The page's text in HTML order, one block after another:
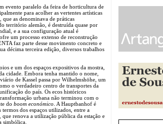
evento paralelo da feira de horticultura de
para acolher as vertentes artísticas
as denominava de práticas
território alemão, é destruída quase por
e a sua configuração atual é
um processo extenso de reconstrução
faz parte desse movimento concreto e
décima terceira edição, diversos trabalhos
e um dos espaços expositivos da mostra,
cidade. Embora tenha mantido o nome,
de Kassel passa por Wilhelmshöhe, um
o verdadeiro centro de transportes da
do país. Os ecos históricos
urbana não terminou com o
do boom económico . A Hauptbanhof é
dos espaços utilizados, entre a
renova a utilização pública da estação e
simbólica.